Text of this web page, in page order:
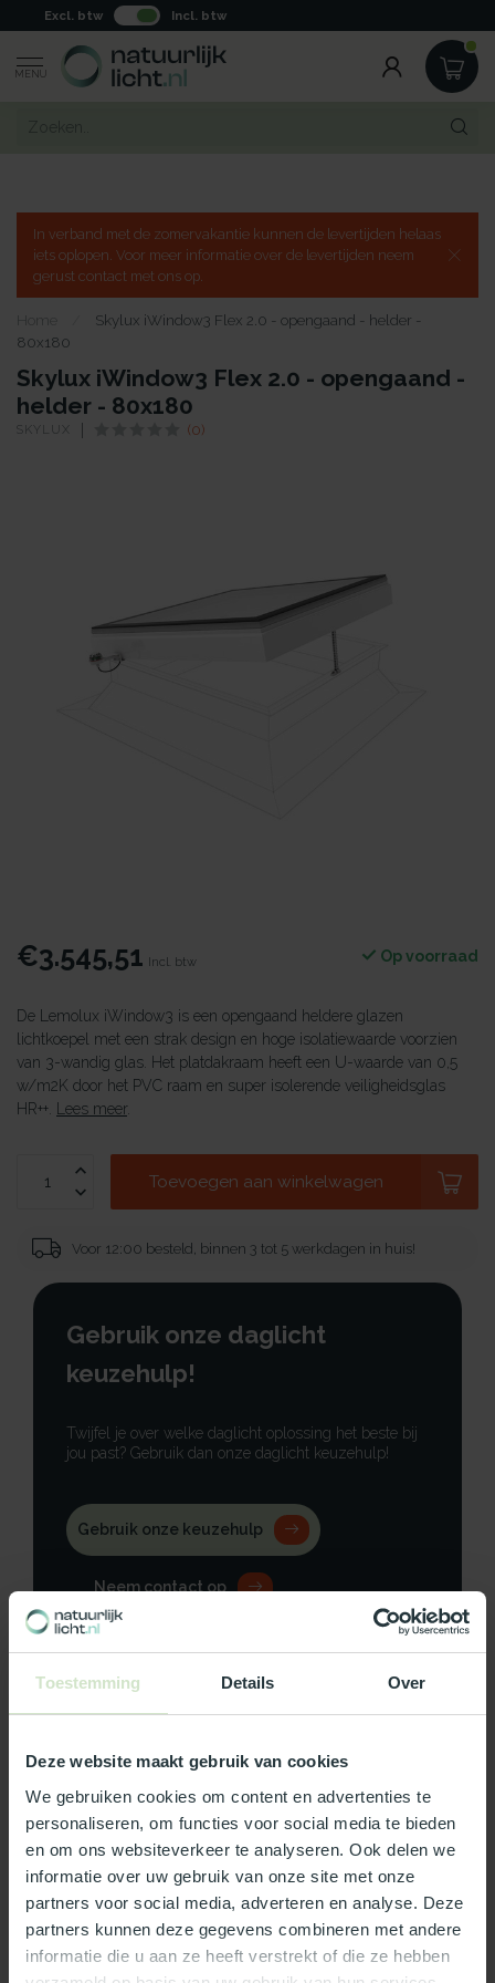
Toestemming Details Over
Deze website maakt gebruik van cookies
We gebruiken cookies om content en advertenties te
personaliseren, om functies voor social media te bieden
en om ons websiteverkeer te analyseren. Ook delen we
informatie over uw gebruik van onze site met onze
partners voor social media, adverteren en analyse. Deze
partners kunnen deze gegevens combineren met andere
informatie die u aan ze heeft verstrekt of die ze hebben
Excl. btw Incl. btw
MENU
In verband met de zomervakantie kunnen de levertijden helaas
iets oplopen. Voor meer informatie over de levertijden neem
gerust contact met ons op.
Home
Skylux iWindow3 Flex 2.0 - opengaand - helder -
80x180
Skylux iWindow3 Flex 2.0 - opengaand -
helder - 80x180
SKYLUX (0)
€3.545,51 Incl. btw Op voorraad
De Lemolux iWindow3 is een opengaand heldere glazen
lichtkoepel met een strak design en hoge isolatiewaarde voorzien
van 3-wandig glas. Het platdakraam heeft een U-waarde van 0,5
w/m2K door het PVC raam en super isolerende veiligheidsglas
HR++.
Lees meer.
Toevoegen aan winkelwagen
Voor 12:00 besteld, binnen 3 tot 5 werkdagen in huis!
Gebruik onze daglicht
keuzehulp!
Twijfel je over welke daglicht oplossing het beste bij
jou past? Gebruik dan onze daglicht keuzehulp!
Gebruik onze keuzehulp
Neem contact op
Reviews
Wat ons écht bijzonder maakt:
Officieel Skylux dealer!